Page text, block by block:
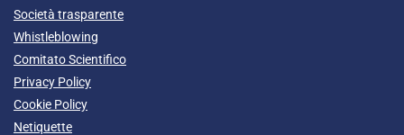
Società trasparente
Whistleblowing
Comitato Scientifico
Privacy Policy
Cookie Policy
Netiquette